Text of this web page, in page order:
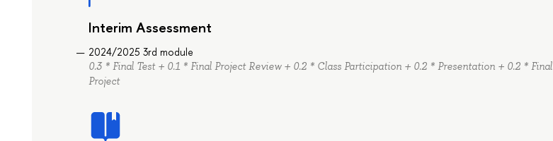
Interim Assessment
2024/2025 3rd module
0.3 * Final Test + 0.1 * Final Project Review + 0.2 * Class Participation + 0.2 * Presentation + 0.2 * Final
Project